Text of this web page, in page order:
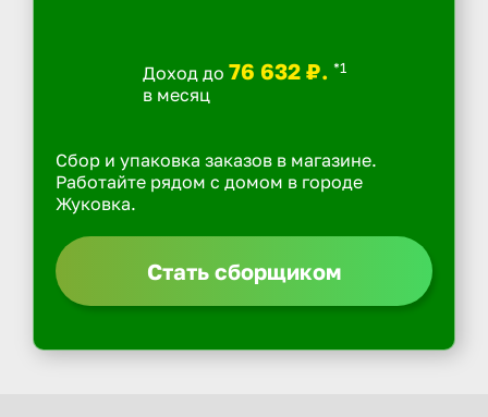
Доход до 76 632 ₽. *1
в месяц
Сбор и упаковка заказов в магазине.
Работайте рядом с домом в городе
Жуковка.
Стать сборщиком